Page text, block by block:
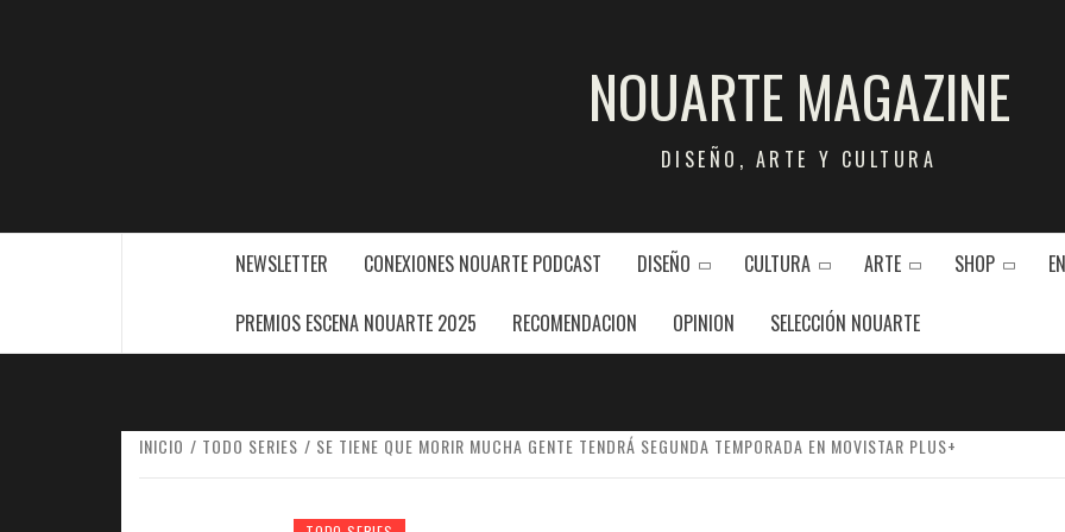
NOUARTE MAGAZINE
DISEÑO, ARTE Y CULTURA
NEWSLETTER CONEXIONES NOUARTE PODCAST DISEÑO CULTURA ARTE SHOP
PREMIOS ESCENA NOUARTE 2025 RECOMENDACION OPINION SELECCIÓN NOUARTE
INICIO TODO SERIES SE TIENE QUE MORIR MUCHA GENTE TENDRÁ SEGUNDA TEMPORADA EN MOVISTAR PLUS+